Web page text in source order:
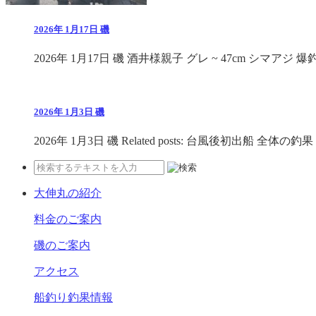
2026年 1月17日 磯
2026年 1月17日 磯 酒井様親子 グレ ~ 47cm シマアジ 爆
2026年 1月3日 磯
2026年 1月3日 磯 Related posts: 台風後初出船 全体の釣果
大伸丸の紹介
料金のご案内
磯のご案内
アクセス
船釣り釣果情報